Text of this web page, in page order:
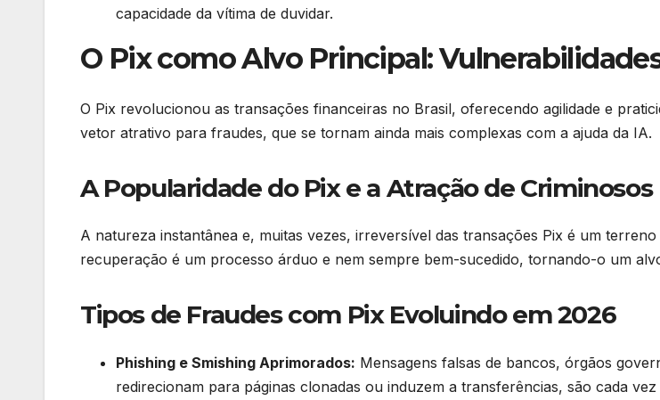
capacidade da vítima de duvidar.
O Pix como Alvo Principal:
O Pix revolucionou as transações financeiras no Brasil, oferecendo agilidade e
vetor atrativo para fraudes, que se tornam ainda mais complexas com a ajuda da IA.
A Popularidade do Pix e a Atração de Criminosos
A natureza instantânea e, muitas vezes, irreversível das transações Pix é um
recuperação é um processo árduo e nem sempre bem-sucedido, tornando-o um
Tipos de Fraudes com Pix Evoluindo em 2026
Phishing e Smishing Aprimorados: Mensagens falsas de bancos, órgãos
redirecionam para páginas clonadas ou induzem a transferências, são cada